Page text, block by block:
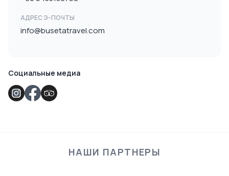
АДРЕС Э-ПОЧТЫ
info@busetatravel.com
Социальные медиа
НАШИ ПАРТНЕРЫ